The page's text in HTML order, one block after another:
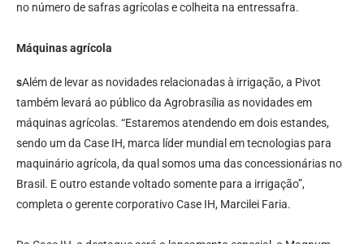
no número de safras agrícolas e colheita na entressafra.
Máquinas agrícola
sAlém de levar as novidades relacionadas à irrigação, a Pivot
também levará ao público da Agrobrasília as novidades em
máquinas agrícolas. “Estaremos atendendo em dois estandes,
sendo um da Case IH, marca líder mundial em tecnologias para
maquinário agrícola, da qual somos uma das concessionárias no
Brasil. E outro estande voltado somente para a irrigação”,
completa o gerente corporativo Case IH, Marcilei Faria.